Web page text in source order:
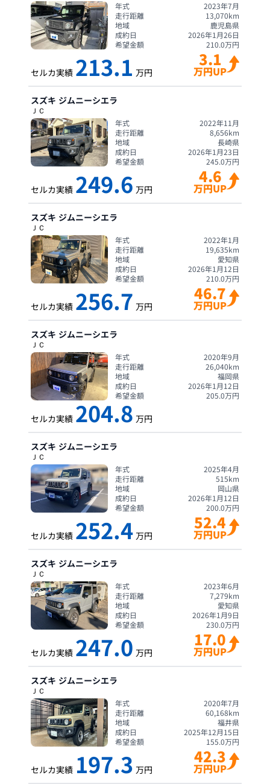
年式
2023年7月
走行距離
13,070km
地域
鹿児島県
成約日
2026年1月26日
希望金額
210.0万円
セルカ実績 213.1 万円
3.1
万円UP
スズキ ジムニーシエラ
ＪＣ
年式
2022年11月
走行距離
8,656km
地域
長崎県
成約日
2026年1月23日
希望金額
245.0万円
セルカ実績 249.6 万円
4.6
万円UP
スズキ ジムニーシエラ
ＪＣ
年式
2022年1月
走行距離
19,635km
地域
愛知県
成約日
2026年1月12日
希望金額
210.0万円
セルカ実績 256.7 万円
46.7
万円UP
スズキ ジムニーシエラ
ＪＣ
年式
2020年9月
走行距離
26,040km
地域
福岡県
成約日
2026年1月12日
希望金額
205.0万円
セルカ実績 204.8 万円
スズキ ジムニーシエラ
ＪＣ
年式
2025年4月
走行距離
515km
地域
岡山県
成約日
2026年1月12日
希望金額
200.0万円
セルカ実績 252.4 万円
52.4
万円UP
スズキ ジムニーシエラ
ＪＣ
年式
2023年6月
走行距離
7,279km
地域
愛知県
成約日
2026年1月9日
希望金額
230.0万円
セルカ実績 247.0 万円
17.0
万円UP
スズキ ジムニーシエラ
ＪＣ
年式
2020年7月
走行距離
60,168km
地域
福井県
成約日
2025年12月15日
希望金額
155.0万円
セルカ実績 197.3 万円
42.3
万円UP